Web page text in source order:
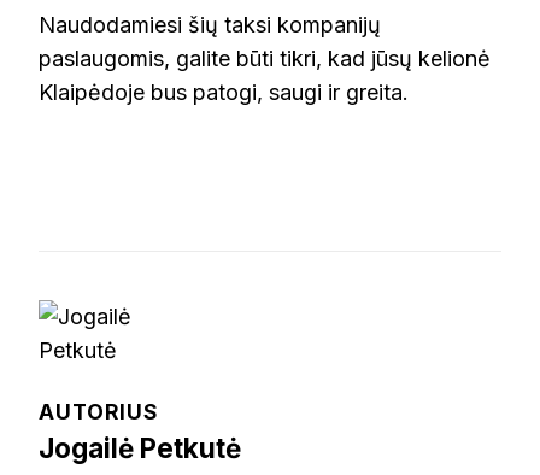
Naudodamiesi šių taksi kompanijų
paslaugomis, galite būti tikri, kad jūsų kelionė
Klaipėdoje bus patogi, saugi ir greita.
AUTORIUS
Jogailė Petkutė